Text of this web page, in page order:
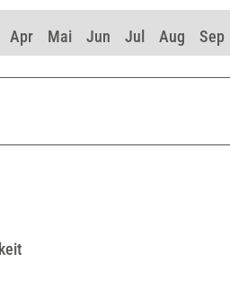
Apr Mai Jun Jul Aug Sep